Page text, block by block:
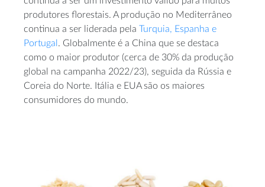
produtores florestais. A produção no Mediterrâneo
continua a ser liderada pela Turquia, Espanha e
Portugal . Globalmente é a China que se destaca
como o maior produtor (cerca de 30% da produção
global na campanha 2022/23), seguida da Rússia e
Coreia do Norte. Itália e EUA são os maiores
consumidores do mundo.